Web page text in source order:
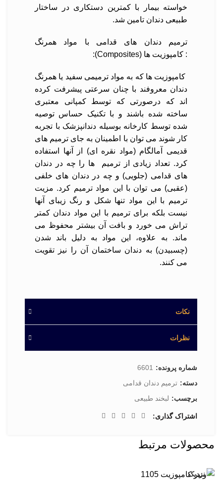
خواسته بیمار با کمترین دستکاری در ساختار
طبیعی دندان تامین شد.
ترمیم دندان های قدامی با مواد همرنگ
: کامپوزیت ها (Composites):
کامپوزیت ها که به مواد ترمیمی سفید یا همرنگ
دندان معروفند با چنان سرعتی پیشرفت کرده
اند که درصورتی که توسط کمپانی معتبری
ساخته شده باشند و با تکنیک حساس توصیه
‏شده توسط کارخانه بوسیله دندانپزشک با تجربه
کار شوند می توان با اطمینان به جای ترمیم های
قدیمی آمالگام (مواد نقره ای) از آنها استفاده
کرد. تعداد زیادی از ترمیم ها را چه در دندان
های قدامی (جلویی) و چه در دندان های خلفی
(عقبی) می توان با این مواد ترمیم کرد. مزیت
ترمیم با این مواد تنها شکل و رنگ زیبای آنها
نیست بلکه برای ترمیم با این مواد دندان کمتر
تراش می خورد و بافت آن بیشتر محفوظ می
ماند. به علاوه، این مواد به دلیل باند شدن
(چسبیدن) به دندان ساختمان آن را نیز تقویت
می کنند.
نکات
نظرات
شماره پرونده: 6601
دسته: ترمیم دندان قدامی
برچسب: لبخند طبیعی
اشتراک گذاری
محصولات مرتبط
نزدیک